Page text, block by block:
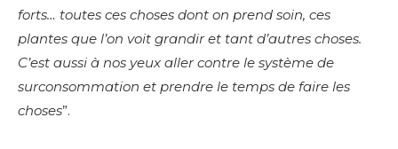
forts… toutes ces choses dont on prend soin, ces
plantes que l’on voit grandir et tant d’autres choses.
C’est aussi à nos yeux aller contre le système de
surconsommation et prendre le temps de faire les
choses”.